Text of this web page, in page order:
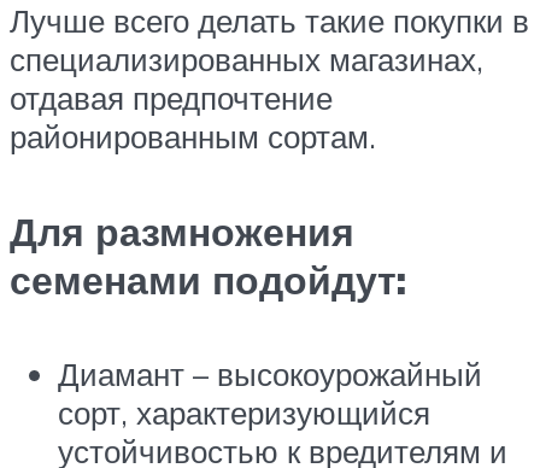
Лучше всего делать такие покупки в
специализированных магазинах,
отдавая предпочтение
районированным сортам.
Для размножения
семенами подойдут:
Диамант – высокоурожайный
сорт, характеризующийся
устойчивостью к вредителям и